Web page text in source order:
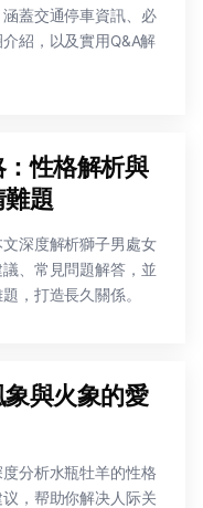
蓋交通停車資訊、必
紹，以及實用Q&A解
性格解析與
題
深度解析獅子男處女
、常見問題解答，並
，打造長久關係。
與火象的愛
分析水瓶牡羊的性格
，帮助你解决人际关